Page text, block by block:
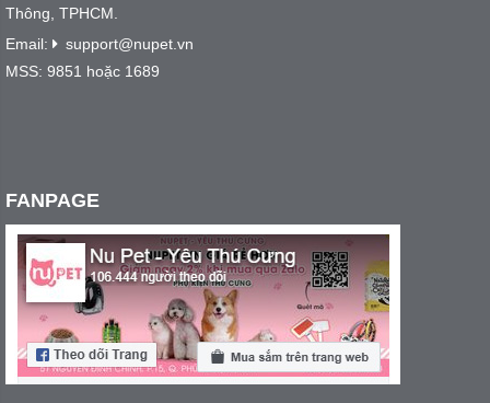
Thông, TPHCM.
Email:
support@nupet.vn
MSS: 9851 hoặc 1689
FANPAGE